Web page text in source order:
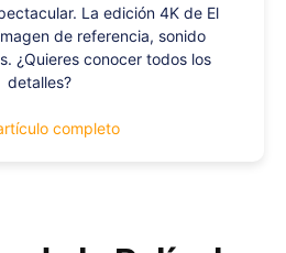
La edición 4K de El
de referencia, sonido
¿Quieres conocer todos los
detalles?
completo